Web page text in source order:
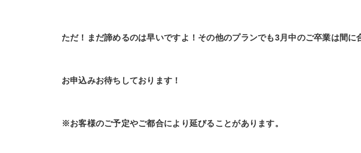
ただ！まだ諦めるのは早いですよ！その他のプランでも3月中のご卒業は間に
お申込みお待ちしております！
※お客様のご予定やご都合により延びることがあります。